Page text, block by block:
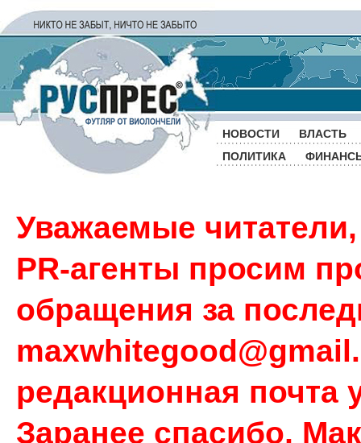
НОВОСТИ
ВЛАСТЬ
ПОЛИТИКА
Уважаемые
PR-агенты просим
обращения за
редакционная почта
Заранее спасибо,